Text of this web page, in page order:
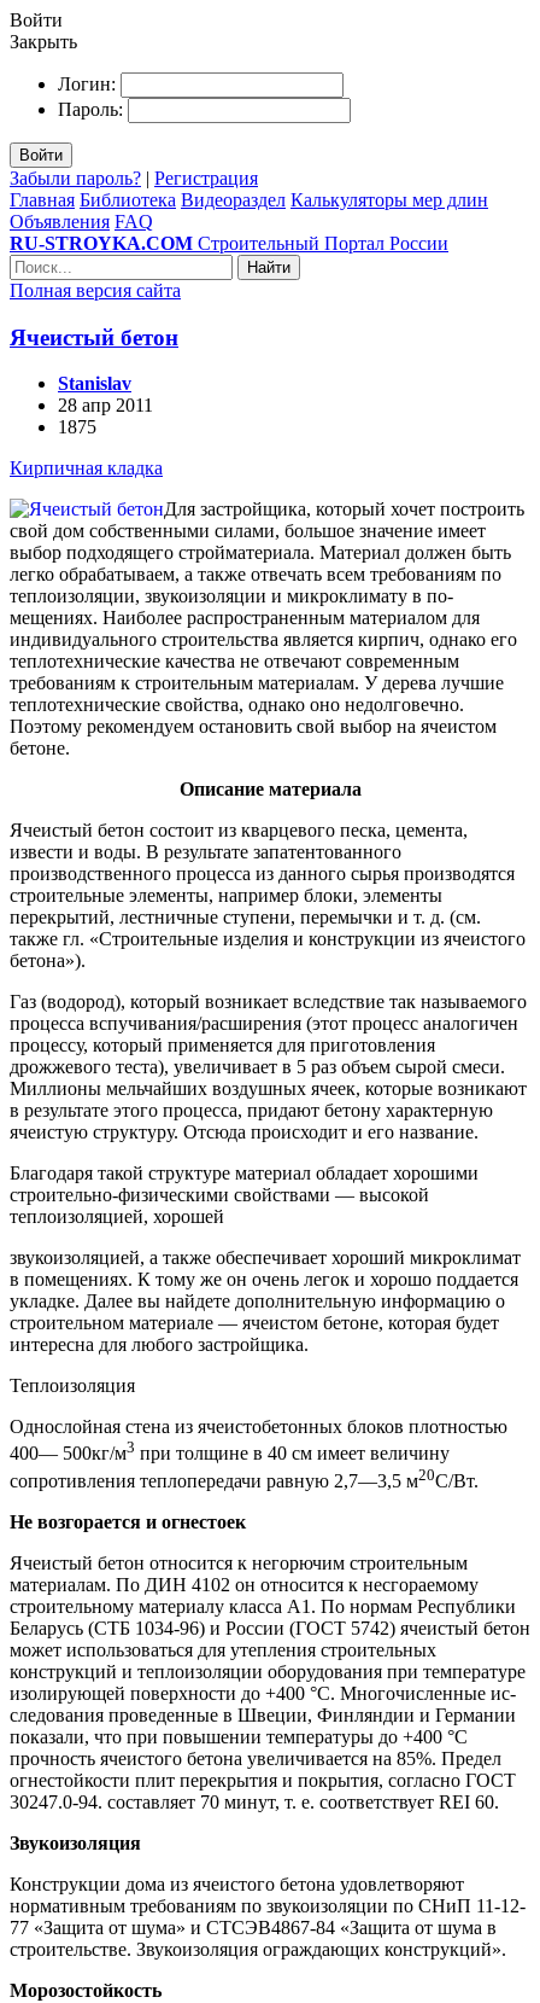
Войти
Закрыть
Логин:
Пароль:
Войти
Забыли пароль? | Регистрация
Главная Библиотека Видеораздел Калькуляторы мер длин
Объявления FAQ
RU-STROYKA.COM Строительный Портал России
Найти
Полная версия сайта
Ячеистый бетон
Stanislav
28 апр 2011
1875
Кирпичная кладка
Для застройщика, который хочет построить
свой дом собственными силами, большое значение имеет
выбор подходящего стройматериала. Материал должен быть
легко обрабатываем, а также отвечать всем требованиям по
теплоизоляции, звукоизоляции и микроклимату в по­
мещениях. Наиболее распространенным материалом для
индивиду­ального строительства является кирпич, однако его
теплотехнические качества не отвечают современным
требованиям к строительным материалам. У дерева лучшие
теплотехнические свойства, однако оно недолговечно.
Поэтому рекомендуем остановить свой выбор на яче­истом
бетоне.
Описание материала
Ячеистый бетон состоит из кварцевого песка, цемента,
извести и воды. В результате запатентованного
производственного процесса из данного сырья производятся
строительные элементы, например блоки, элементы
перекрытий, лестничные ступени, перемычки и т. д. (см.
также гл. «Строительные изделия и конструкции из ячеистого
бетона»).
Газ (водород), который возникает вследствие так называемого
процесса вспучивания/расширения (этот процесс аналогичен
процес­су, который применяется для приготовления
дрожжевого теста), увеличивает в 5 раз объем сырой смеси.
Миллионы мельчайших возду­шных ячеек, которые возникают
в результате этого процесса, придают бетону характерную
ячеистую структуру. Отсюда происходит и его название.
Благодаря такой структуре материал обладает хорошими
строительно-физическими свойствами — высокой
теплоизоляцией, хорошей
звукоизоляцией, а также обеспечивает хороший микроклимат
в поме­щениях. К тому же он очень легок и хорошо поддается
укладке. Далее вы найдете дополнительную информацию о
строительном материале — ячеистом бетоне, которая будет
интересна для любого застройщика.
Теплоизоляция
Однослойная стена из ячеистобетонных блоков плотностью
400— 500кг/м3 при толщине в 40 см имеет величину
сопротивления теплопередачи равную 2,7—3,5 м20С/Вт.
Не возгорается и огнестоек
Ячеистый бетон относится к негорючим строительным
матери­алам. По ДИН 4102 он относится к несгораемому
строительному мате­риалу класса А1. По нормам Республики
Беларусь (СТБ 1034-96) и Рос­сии (ГОСТ 5742) ячеистый бетон
может использоваться для утепления строительных
конструкций и теплоизоляции оборудования при темпе­ратуре
изолирующей поверхности до +400 °С. Многочисленные ис­
следования проведенные в Швеции, Финляндии и Германии
показали, что при повышении температуры до +400 °С
прочность ячеистого бетона увеличивается на 85%. Предел
огнестойкости плит перекрытия и покрытия, согласно ГОСТ
30247.0-94. составляет 70 минут, т. е. соот­ветствует REI 60.
Звукоизоляция
Конструкции дома из ячеистого бетона удовлетворяют
норматив­ным требованиям по звукоизоляции по СНиП 11-12-
77 «Защита от шу­ма» и СТСЭВ4867-84 «Защита от шума в
строительстве. Звукоизоляция ограждающих конструкций».
Морозостойкость